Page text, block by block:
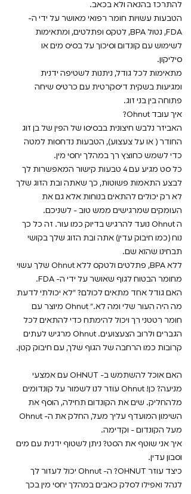
להתרכז בהנאה ולא בכאב.
הטבעות עשויות חומר רפואי מאושר על ידי ה-
FDA, נטול BPA, לטקס ופתלטים, ומתאימות
לשימוש עם קונדום וסיכוך על בסיס מים או
סיליקון.
מתאימות לכל גודל, ניתנות לשטיפה ידנית
ומגיעות בשקית דיסקרטית עם כרטיס שיחה
פתוחה בין בני זוג.
איך עובד Ohnut?
האביזר נלבש חיצונית בבסיסו של הפין של בן זוג
החודר ( או על צעצוע), הטבעות נדחסות למטה
כדי לשמש כחוצץ רך במהלך יחסי מין.
כל סט מגיע עם 4 טבעות קישור המאפשרות לך
לבצע התאמות פשוטות, כך שאתה ובת הזוג שלך
לא רק יכולים להתאים בנוחות אלא גם את
העומקים שמרגישים ממש טוב - לשניכם.
ה Ohnut נועד להרגיש בדיוק כמו עור. זה כל כך
נוח (כמו חיבוק עדין) אתה ובת הזוג שלך בקושי
תבחינו שהוא שם.
ללא BPA, פתלטים ולטקס ללא Ohnut שלך עשוי
מחומר הבטוח לגוף שאושר על ידי ה- FDA.
האם גודל אחד מתאים לכולם? "לא יכולתי לדעת
מה היה העור שלי ומה לא." Ohnut מיוצר עם
חומר רטטני רך ויכול להימתח כדי להתאים לכל
הגברים ולרוב הצעצועים. Ohnut מרגיש לעתים
קרובות כמו הרחבה של הגוף שלך, עם חיבוק קטן.
האם אוכל להשתמש ב- OHNUT עם אמצעי
מניעה? כן! Ohnut עוזר לנו לשמור על קונדומים
מלהחליק. שים את הקונדום תחילה, הוסף את
השימון המועדף עליך מעל, החלק את ה- Ohnut
מעל הקונדום - וקדימה.
איך אני שוטף את הסט? ניתן לשטוף ידנית עם מים
וסבון עדין.
כיצד עוזר OHNUT? ה- Ohnut יכול לעזור לך
לנהל ואפילו לסלק כאבים במהלך יחסי מין בכך